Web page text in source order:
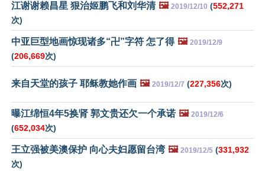
江谢谢赖昌星 狠治姬鹏飞和刘华清 🖼️ 2019/12/10 (552,271
次)
中亚巨型地画惊现诸多“卍”字符 怎了得 🖼️ 2019/12/9
(206,669次)
来自天堂的孩子 耶稣教她作画 🖼️ 2019/12/7 (227,356次)
曝江绵恒4年5换肾 郭文贵还欠一个承诺 🖼️ 2019/12/6
(652,034次)
王立强被美澳保护 向心夫妇愿留台湾 🖼️ 2019/12/5 (331,932
次)